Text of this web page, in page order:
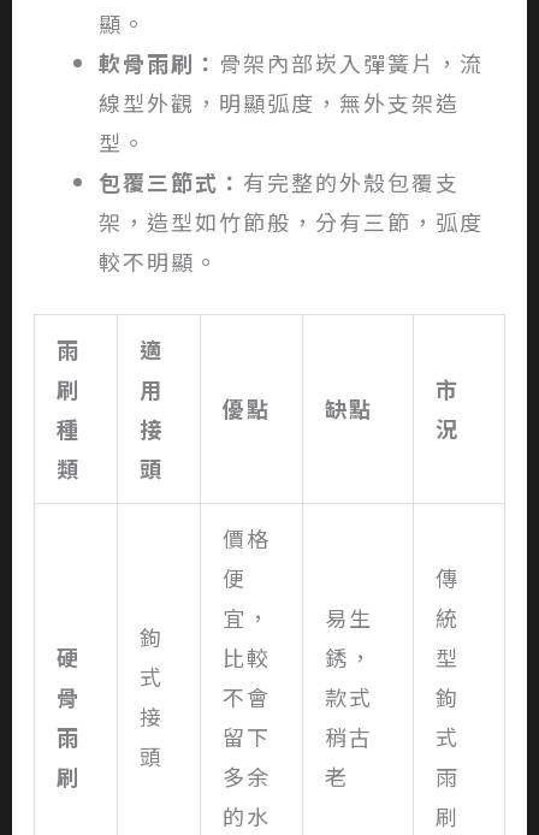
顯。
軟骨雨刷： 骨架內部崁入彈簧片，流
線型外觀，明顯弧度，無外支架造
型。
包覆三節式： 有完整的外殼包覆支
架，造型如竹節般，分有三節，弧度
較不明顯。
雨
刷
種
類
適
用
接
頭
優點 缺點
市
況
硬
骨
雨
刷
鉤
式
接
頭
價格
便
宜，
比較
不會
留下
多余
的水
易生
銹，
款式
稍古
老
傳
統
型
鉤
式
雨
刷